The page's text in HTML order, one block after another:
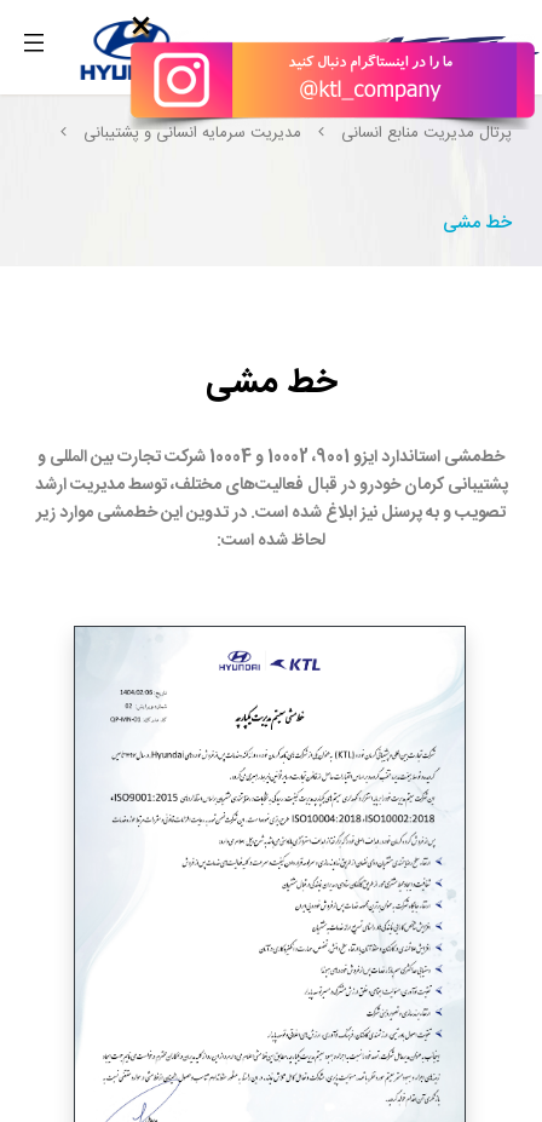
×
پرتال مدیریت منابع انسانی مدیریت سرمایه انسانی و پشتیبانی
خط مشی
خط مشی
خط‌مشی استاندارد ایزو 9001، 10002 و 10004 شرکت تجارت بین المللی و
پشتیبانی کرمان خودرو در قبال فعالیت‌های مختلف، توسط مدیریت ارشد
تصویب و به پرسنل نیز ابلاغ شده است. در تدوین این خط‌مشی موارد زیر
لحاظ شده است: